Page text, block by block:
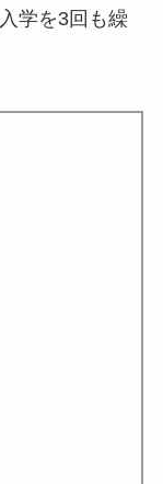
学を3回も繰